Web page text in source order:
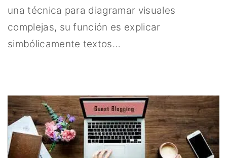
una técnica para diagramar visuales
complejas, su función es explicar
simbólicamente textos…